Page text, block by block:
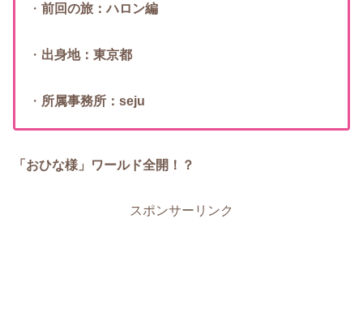
・ 前回の旅：ハロン編
・ 出身地：東京都
・ 所属事務所：seju
「おひな様」ワールド全開！？
スポンサーリンク